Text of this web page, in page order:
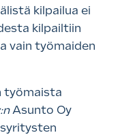
kilpailua ei
kilpailtiin
vain työmaiden
työmaista
Asunto Oy